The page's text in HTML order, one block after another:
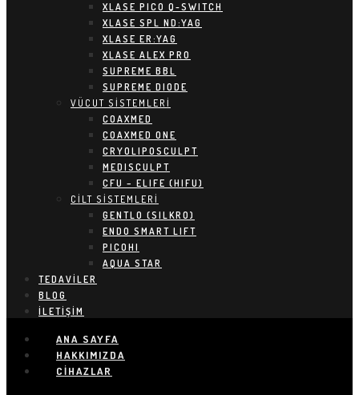
XLASE PICO Q-SWITCH
XLASE SPL ND:YAG
XLASE ER:YAG
XLASE ALEX PRO
SUPREME BBL
SUPREME DIODE
VÜCUT SİSTEMLERİ
COAXMED
COAXMED ONE
CRYOLIPOSCULPT
MEDISCULPT
CFU – ELIFE (HIFU)
CİLT SİSTEMLERİ
GENTLO (SILKRO)
ENDO SMART LIFT
PICOHI
AQUA STAR
TEDAVILER
BLOG
İLETIŞIM
ANA SAYFA
HAKKIMIZDA
CIHAZLAR